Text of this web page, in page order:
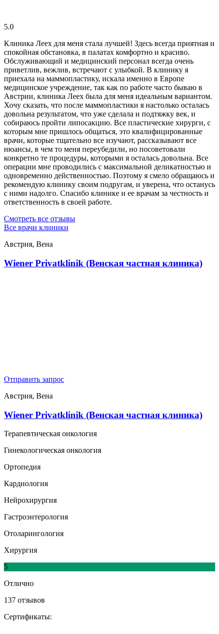
5.0
Клиника Леех для меня стала лучшей! Здесь всегда приятная и
спокойная обстановка, в палатах комфортно и красиво.
Обслуживающий и медицинский персонал всегда очень
приветлив, вежлив, встречают с улыбкой. В клинику я
приехала на маммопластику, искала именно в Европе
медицинское учреждение, так как по работе часто бываю в
Австрии, клиника Леех была для меня идеальным вариантом.
Хочу сказать, что после маммопластики я настолько осталась
довольна результатом, что уже сделала и подтяжку век, и
собираюсь пройти липосакцию. Все пластические хирурги, с
которым мне пришлось общаться, это квалифицированные
врачи, которые тщательно все изучают, рассказывают все
нюансы, в чем то меня переубедили, но посоветовали
конкретно те процедуры, которыми я осталась довольна. Все
операции мне проводились с максимальной деликатностью и
одновременно действенностью. Поэтому я смело обращаюсь и
рекомендую клинику своим подругам, и уверена, что останусь
с ними надолго. Спасибо клинике и ее врачам за честность и
ответственность в своей работе.
Смотреть все отзывы
Все врачи клиники
Австрия, Вена
Wiener Privatklinik (Венская частная клиника)
Отправить запрос
Австрия, Вена
Wiener Privatklinik (Венская частная клиника)
Терапевтическая онкология
Гинекологическая онкология
Ортопедия
Кардиология
Нейрохирургия
Гастроэнтерология
Отоларингология
Хирургия
5
Отлично
137 отзывов
Сертификаты: